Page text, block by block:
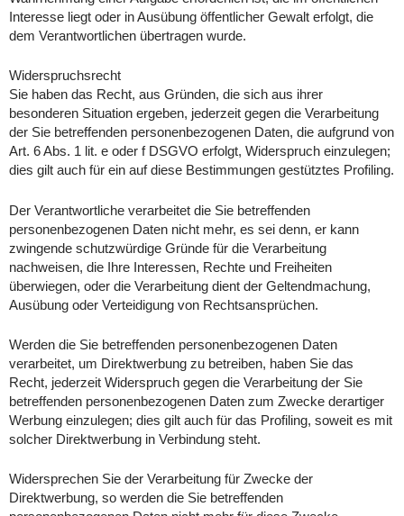
Interesse liegt oder in Ausübung öffentlicher Gewalt erfolgt, die
dem Verantwortlichen übertragen wurde.
Widerspruchsrecht
Sie haben das Recht, aus Gründen, die sich aus ihrer
besonderen Situation ergeben, jederzeit gegen die Verarbeitung
der Sie betreffenden personenbezogenen Daten, die aufgrund von
Art. 6 Abs. 1 lit. e oder f DSGVO erfolgt, Widerspruch einzulegen;
dies gilt auch für ein auf diese Bestimmungen gestütztes Profiling.
Der Verantwortliche verarbeitet die Sie betreffenden
personenbezogenen Daten nicht mehr, es sei denn, er kann
zwingende schutzwürdige Gründe für die Verarbeitung
nachweisen, die Ihre Interessen, Rechte und Freiheiten
überwiegen, oder die Verarbeitung dient der Geltendmachung,
Ausübung oder Verteidigung von Rechtsansprüchen.
Werden die Sie betreffenden personenbezogenen Daten
verarbeitet, um Direktwerbung zu betreiben, haben Sie das
Recht, jederzeit Widerspruch gegen die Verarbeitung der Sie
betreffenden personenbezogenen Daten zum Zwecke derartiger
Werbung einzulegen; dies gilt auch für das Profiling, soweit es mit
solcher Direktwerbung in Verbindung steht.
Widersprechen Sie der Verarbeitung für Zwecke der
Direktwerbung, so werden die Sie betreffenden